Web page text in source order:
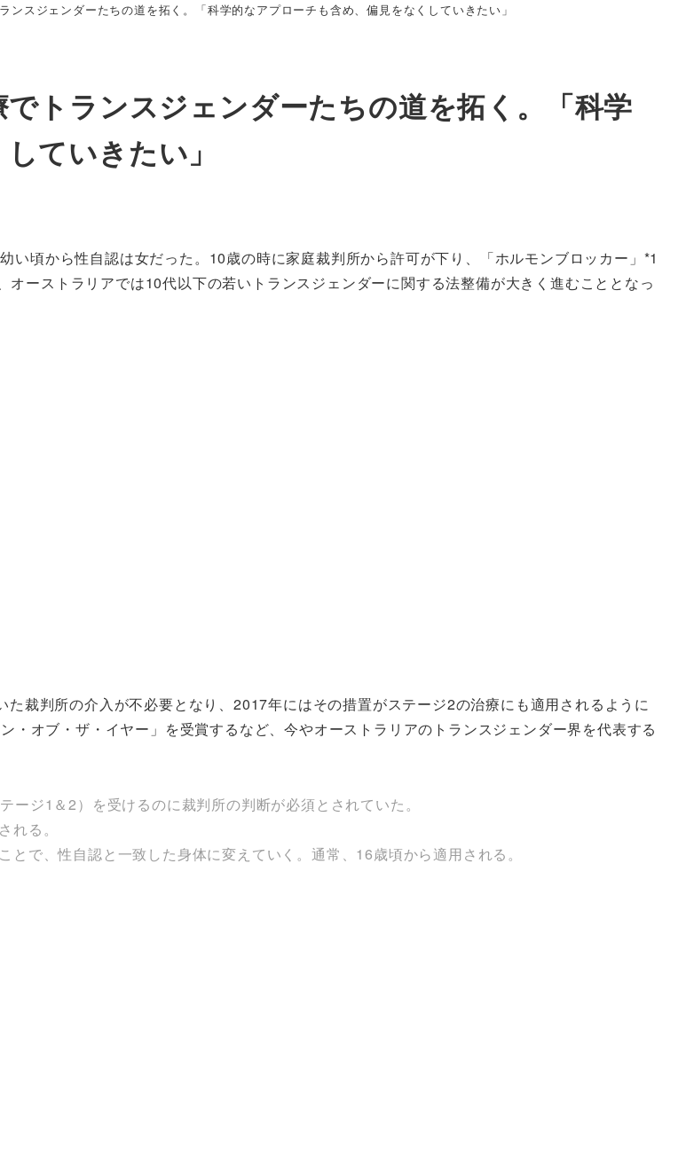
ンスジェンダーたちの道を拓く。「科学的なアプローチも含め、偏見をなくしていきたい」
トランスジェンダーたちの道を拓く。「科学
ていきたい」
い頃から性自認は女だった。10歳の時に家庭裁判所から許可が下り、「ホルモンブロッカー」*1
ーストラリアでは10代以下の若いトランスジェンダーに関する法整備が大きく進むこととなっ
裁判所の介入が不必要となり、2017年にはその措置がステージ2の治療にも適用されるように
オブ・ザ・イヤー」を受賞するなど、今やオーストラリアのトランスジェンダー界を代表する
ジ1＆2）を受けるのに裁判所の判断が必須とされていた。
る。
で、性自認と一致した身体に変えていく。通常、16歳頃から適用される。